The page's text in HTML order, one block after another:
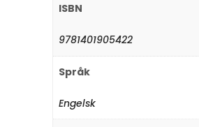
ISBN
9781401905422
Språk
Engelsk